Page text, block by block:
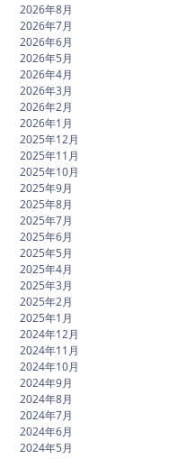
2026年8月
2026年7月
2026年6月
2026年5月
2026年4月
2026年3月
2026年2月
2026年1月
2025年12月
2025年11月
2025年10月
2025年9月
2025年8月
2025年7月
2025年6月
2025年5月
2025年4月
2025年3月
2025年2月
2025年1月
2024年12月
2024年11月
2024年10月
2024年9月
2024年8月
2024年7月
2024年6月
2024年5月